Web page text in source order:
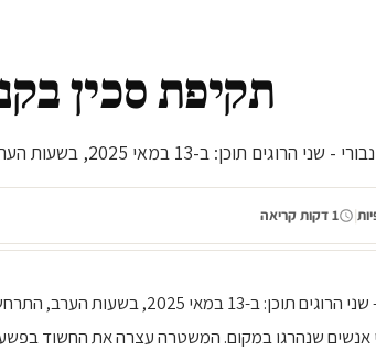
תקיפת סכין
סכין במרכז העיר קנצ'נבורי. לפי דיווחי המשטרה, התוקף דקר שני אנשים שנ...
| 1 דקות קריאה
כותרת: תקיפת סכין בקנצ'נבורי - שני
אנשים שנהרגו במקום. המשטרה עצרה את החשוד